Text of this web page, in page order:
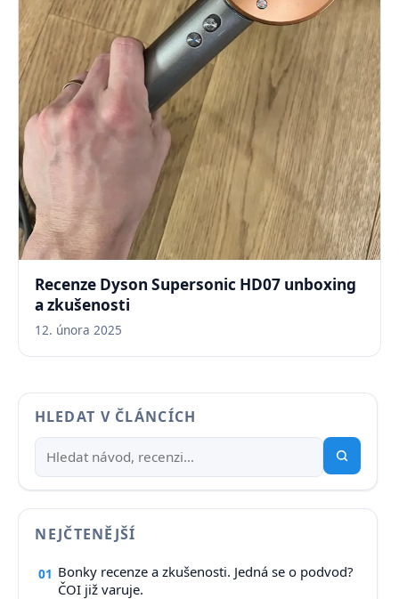
Recenze Dyson Supersonic HD07 unboxing
a zkušenosti
12. února 2025
HLEDAT V ČLÁNCÍCH
NEJČTENĚJŠÍ
01 Bonky recenze a zkušenosti. Jedná se o podvod?
ČOI již varuje.